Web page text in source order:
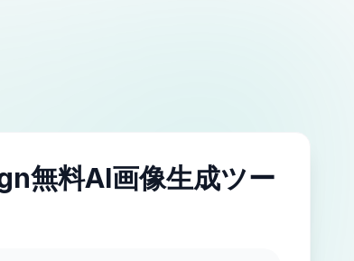
無料AI画像生成ツー